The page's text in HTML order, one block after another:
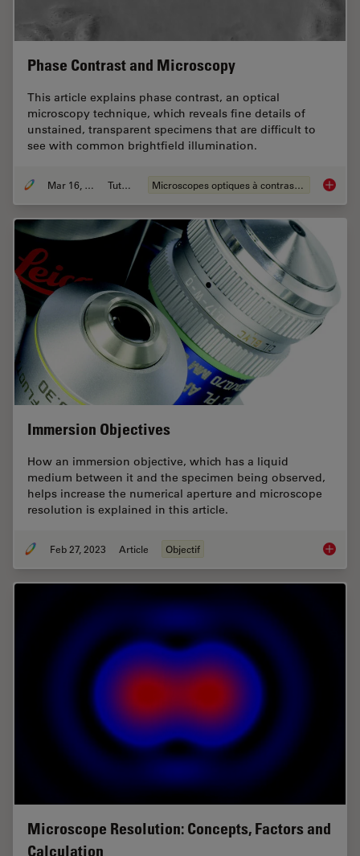
Phase Contrast and Microscopy
This article explains phase contrast, an optical
microscopy technique, which reveals fine details of
unstained, transparent specimens that are difficult to
see with common brightfield illumination.
Mar 16, 2023 Tutoriel Microscopes optiques à contraste de phase Phase
Immersion Objectives
How an immersion objective, which has a liquid
medium between it and the specimen being observed,
helps increase the numerical aperture and microscope
resolution is explained in this article.
Feb 27, 2023 Article Objectif
Microscope Resolution: Concepts, Factors and
Calculation